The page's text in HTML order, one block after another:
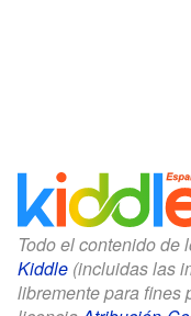
Todo el contenido de
Kiddle (incluidas las
libremente para fines